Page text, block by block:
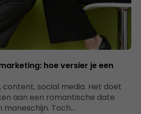
hoe versier je een
content, social media. Het doet
aan een romantische date
Toch…